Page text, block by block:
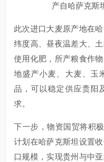
产自哈萨克斯
此次进口大麦原产地在
纬度高、昼夜温差大、
使用化肥，所产粮食作
地盛产小麦、大麦、玉
品，可以稳定供应贵阳
求。
下一步，物资国贸将积
计划在哈萨克斯坦设置
口规模，实现贵州与中